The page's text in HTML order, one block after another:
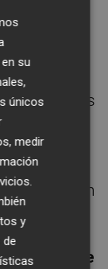
SA, quien
se está
ya que
la
de los
"un
activos en
posibles
a los
pide
su
únicos
medir
y
de